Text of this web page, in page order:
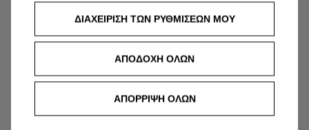
GRADMN
Lajos utca 28, 1023 Budapest
ΔΙΑΧΕΙΡΙΣΗ ΤΩΝ ΡΥΘΜΙΣΕΩΝ ΜΟΥ
ΑΠΟΔΟΧΗ ΟΛΩΝ
ΑΠΟΡΡΙΨΗ ΟΛΩΝ